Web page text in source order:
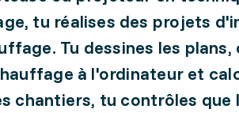
tu réalises des projets
Tu dessines les plans,
à l'ordinateur et
chantiers, tu contrôles que